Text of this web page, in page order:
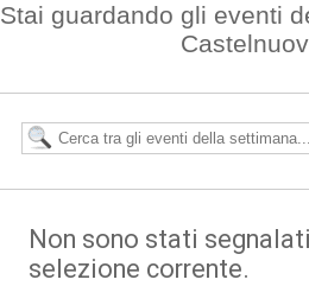
Stai guardando gli eventi
Non sono stati
selezione corrente.